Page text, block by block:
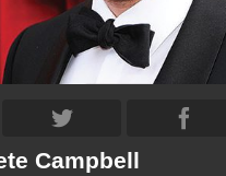
Campbell